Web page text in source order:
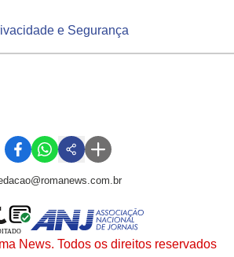
e Segurança
News. Todos os direitos reservados